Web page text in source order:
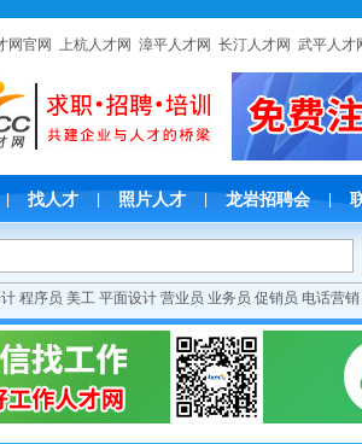
网官网 上杭人才网 漳平人才网 长汀人才网 武平人才
| 找人才 照片人才 龙岩招聘会 |
程序员 美工 平面设计 营业员 业务员 促销员 电话营销